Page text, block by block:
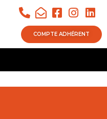
COMPTE ADHÉRENT